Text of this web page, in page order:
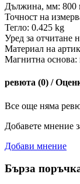
Дължина, мм: 800
Точност на
Тегло: 0.425 kg
Уред за отчитане
Материал на
Магнитна основа:
ревюта (0) /
Все още няма
Добавете мнение
Добави мнение
Бърза